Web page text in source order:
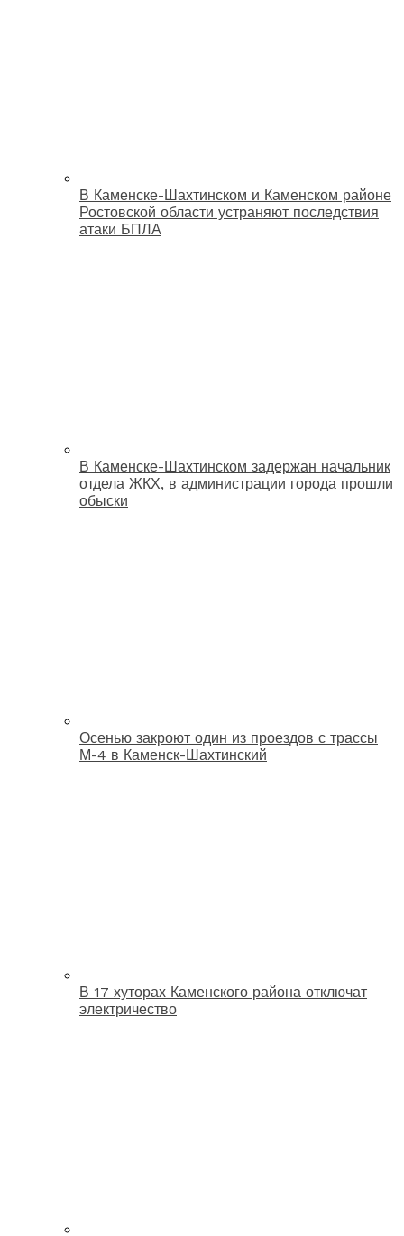
В Каменске-Шахтинском и Каменском районе
Ростовской области устраняют последствия
атаки БПЛА
В Каменске-Шахтинском задержан начальник
отдела ЖКХ, в администрации города прошли
обыски
Осенью закроют один из проездов с трассы
М-4 в Каменск-Шахтинский
В 17 хуторах Каменского района отключат
электричество